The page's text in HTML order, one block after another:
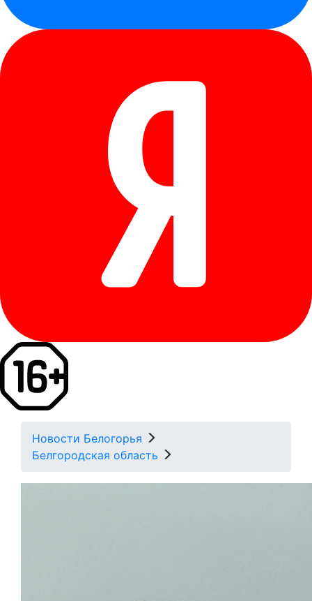
Новости Белогорья
Белгородская область